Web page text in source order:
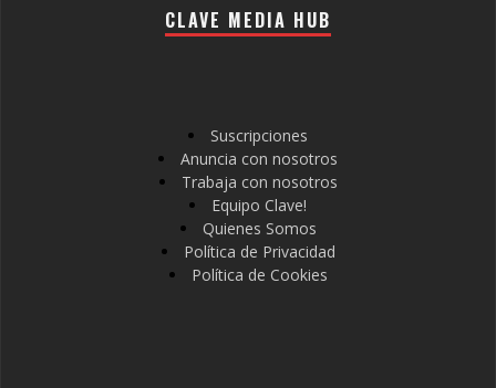
CLAVE MEDIA HUB
Suscripciones
Anuncia con nosotros
Trabaja con nosotros
Equipo Clave!
Quienes Somos
Política de Privacidad
Política de Cookies